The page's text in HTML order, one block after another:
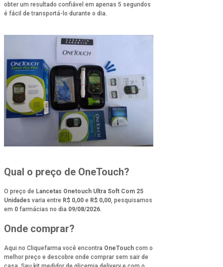
obter um resultado confiável em apenas 5 segundos
é fácil de transportá-lo durante o dia.
Qual o preço de OneTouch?
O preço de Lancetas Onetouch Ultra Soft Com 25
Unidades varia entre R$ 0,00 e R$ 0,00, pesquisamos
em 0 farmácias no dia 09/08/2026.
Onde comprar?
Aqui no Cliquefarma você encontra OneTouch com o
melhor preço e descobre onde comprar sem sair de